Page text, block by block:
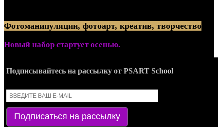
Фотоманипуляции, фотоарт, креатив, творчество
Новый набор стартует осенью.
Подписывайтесь на рассылку от PSART School
Подписаться на рассылку